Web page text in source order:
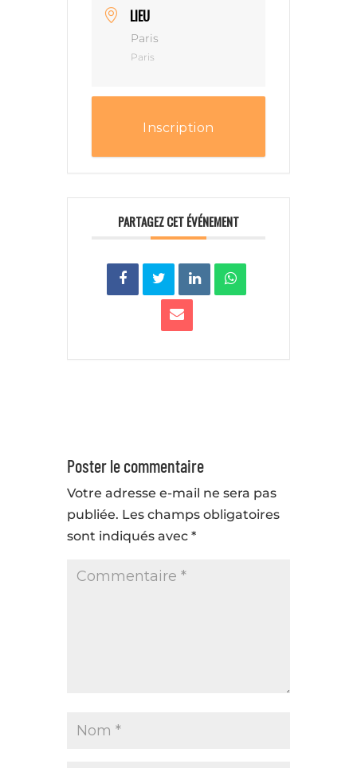
LIEU
Paris
Paris
Inscription
PARTAGEZ CET ÉVÉNEMENT
Poster le commentaire
Votre adresse e-mail ne sera pas
publiée. Les champs obligatoires
sont indiqués avec *